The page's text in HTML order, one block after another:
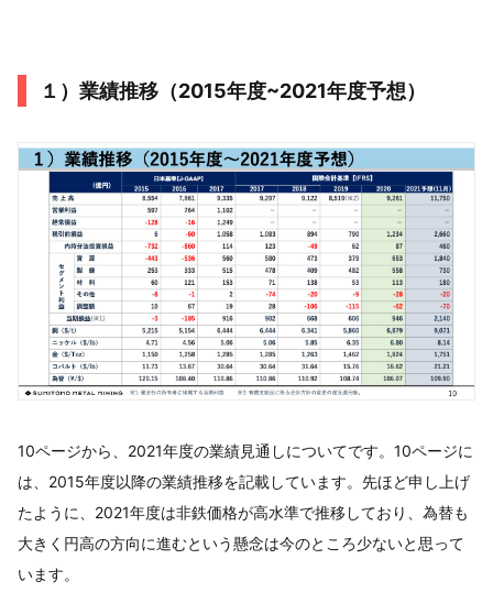
１）業績推移（2015年度~2021年度予想）
10ページから、2021年度の業績見通しについてです。10ページに
は、2015年度以降の業績推移を記載しています。先ほど申し上げ
たように、2021年度は非鉄価格が高水準で推移しており、為替も
大きく円高の方向に進むという懸念は今のところ少ないと思って
います。